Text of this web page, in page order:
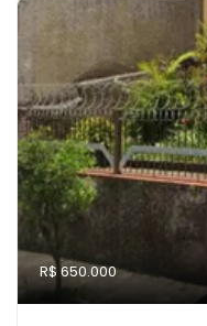
R$ 650.000